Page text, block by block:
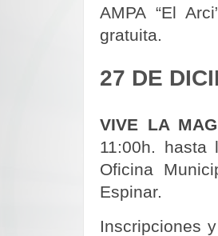
AMPA “El
gratuita.
27 DE
VIVE LA
11:00h.
Oficina
Espinar.
Inscripciones